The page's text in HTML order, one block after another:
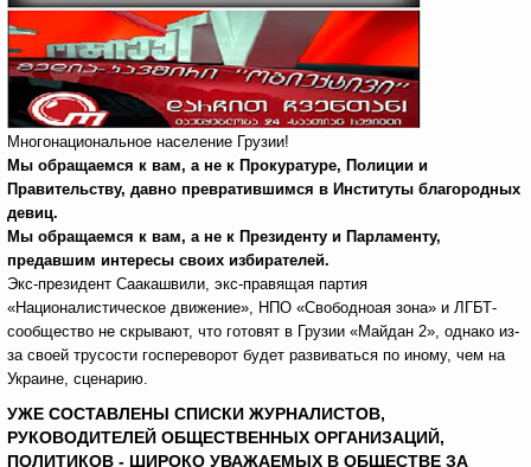
Многонациональное население Грузии!
Мы обращаемся к вам, а не к Прокуратуре, Полиции и
Правительству, давно превратившимся в Институты благородных
девиц.
Мы обращаемся к вам, а не к Президенту и Парламенту,
предавшим интересы своих избирателей.
Экс-президент Саакашвили, экс-правящая партия
«Националистическое движение», НПО «Свободноая зона» и ЛГБТ-
сообщество не скрывают, что готовят в Грузии «Майдан 2», однако из-
за своей трусости госпереворот будет развиваться по иному, чем на
Украине, сценарию.
УЖЕ СОСТАВЛЕНЫ СПИСКИ ЖУРНАЛИСТОВ,
РУКОВОДИТЕЛЕЙ ОБЩЕСТВЕННЫХ ОРГАНИЗАЦИЙ,
ПОЛИТИКОВ - ШИРОКО УВАЖАЕМЫХ В ОБЩЕСТВЕ ЗА